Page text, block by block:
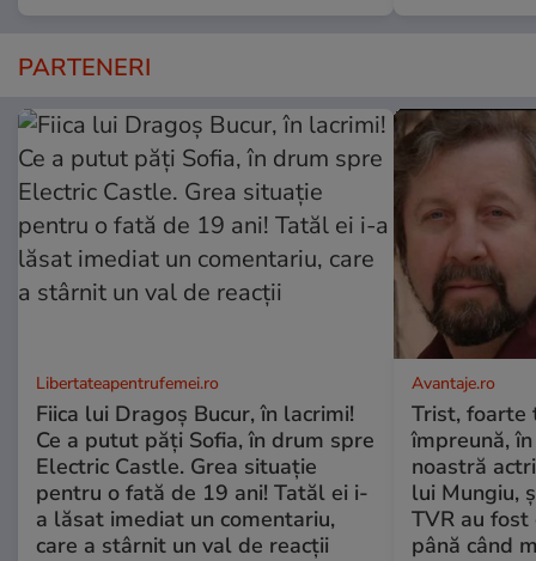
PARTENERI
Libertateapentrufemei.ro
Fiica lui Dragoș Bucur, în lacrimi!
Ce a putut păți Sofia, în drum spre
Electric Castle. Grea situație
pentru o fată de 19 ani! Tatăl ei i-
a lăsat imediat un comentariu,
care a stârnit un val de reacții
Avantaje.ro
Trist, foarte
împreună,
noastră
lui Mungiu,
TVR au
până când